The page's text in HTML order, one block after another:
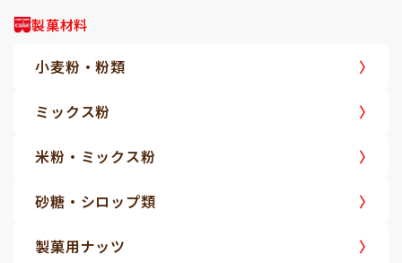
製菓材料
小麦粉・粉類
ミックス粉
米粉・ミックス粉
砂糖・シロップ類
製菓用ナッツ